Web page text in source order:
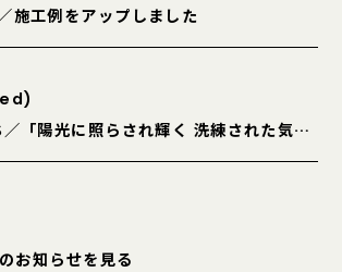
施工例をアップしました
「陽光に照らされ輝く 洗練された気品
お知らせを見る